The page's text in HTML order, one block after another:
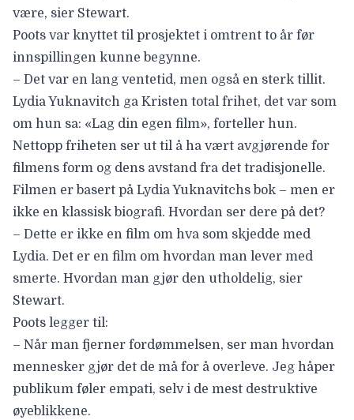
være, sier Stewart.
Poots var knyttet til prosjektet i omtrent to år før
innspillingen kunne begynne.
– Det var en lang ventetid, men også en sterk tillit.
Lydia Yuknavitch ga Kristen total frihet, det var som
om hun sa: «Lag din egen film», forteller hun.
Nettopp friheten ser ut til å ha vært avgjørende for
filmens form og dens avstand fra det tradisjonelle.
Filmen er basert på Lydia Yuknavitchs bok – men er
ikke en klassisk biografi. Hvordan ser dere på det?
– Dette er ikke en film om hva som skjedde med
Lydia. Det er en film om hvordan man lever med
smerte. Hvordan man gjør den utholdelig, sier
Stewart.
Poots legger til:
– Når man fjerner fordømmelsen, ser man hvordan
mennesker gjør det de må for å overleve. Jeg håper
publikum føler empati, selv i de mest destruktive
øyeblikkene.